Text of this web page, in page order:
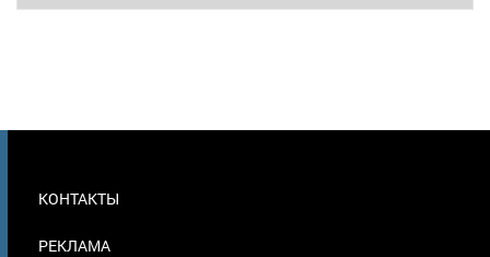
В
КОНТАКТЫ
РЕКЛАМА